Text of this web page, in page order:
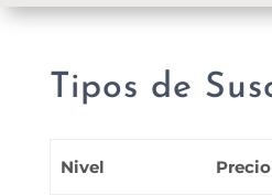
Tipos de
Nivel Precio